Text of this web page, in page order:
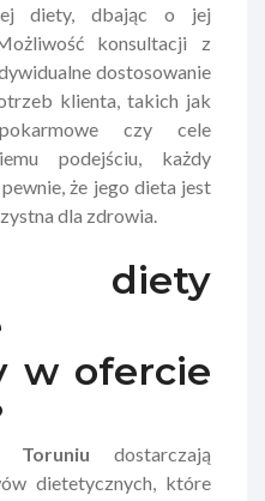
diety, dbając o jej
konsultacji z
dostosowanie
klienta, takich jak
czy cele
podejściu, każdy
że jego dieta jest
dla zdrowia.
diety
w ofercie
dostarczają
dietetycznych, które